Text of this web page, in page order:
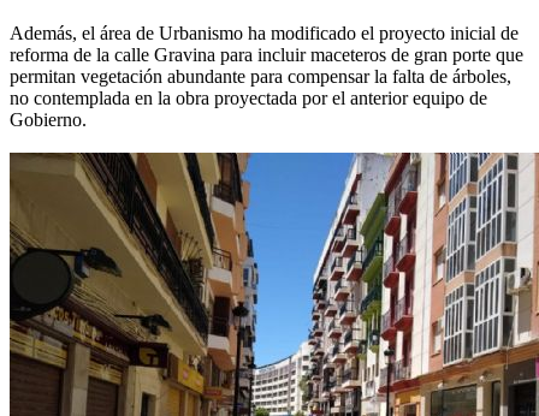
Además, el área de Urbanismo ha modificado el proyecto inicial de
reforma de la calle Gravina para incluir maceteros de gran porte que
permitan vegetación abundante para compensar la falta de árboles,
no contemplada en la obra proyectada por el anterior equipo de
Gobierno.